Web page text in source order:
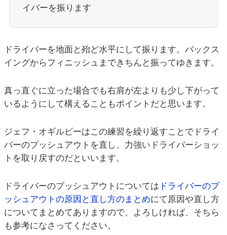
イバーを振ります
ドライバーを地面と殆ど水平にして振ります。バックス
イングからフィニッシュまできちんと振ってゆきます。
真っ直ぐに立った場合でも右肩が左よりも少し下がって
いるようにして構えることもポイントだと思います。
ジェフ・オギルビーはこの練習を繰り返すことでドライ
バーのプッシュアウトを直し、力強いドライバーショッ
トを取り戻すのだといいます。
ドライバーのプッシュアウトについては ドライバーのプ
ッシュアウトの原因と直し方のまとめにて原因や直し方
についてまとめてありますので、よろしければ、そちら
も参考になさってください。